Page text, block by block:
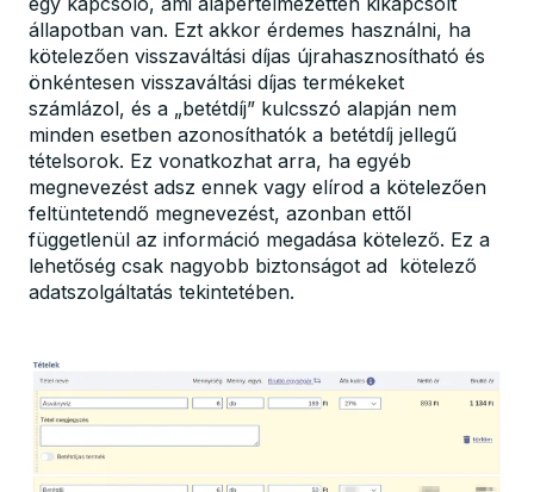
állapotban van. Ezt akkor érdemes használni, ha
kötelezően visszaváltási díjas újrahasznosítható és
önkéntesen visszaváltási díjas termékeket
számlázol, és a „betétdíj” kulcsszó alapján nem
minden esetben azonosíthatók a betétdíj jellegű
tételsorok. Ez vonatkozhat arra, ha egyéb
megnevezést adsz ennek vagy elírod a kötelezően
feltüntetendő megnevezést, azonban ettől
függetlenül az információ megadása kötelező. Ez a
lehetőség csak nagyobb biztonságot ad kötelező
adatszolgáltatás tekintetében.